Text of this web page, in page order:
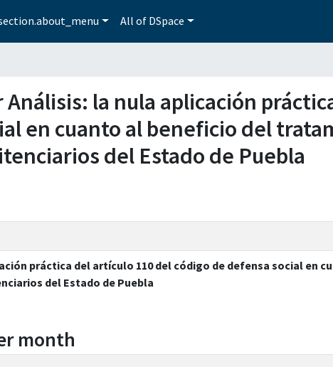
All of DSpace
la nula aplicación
en cuanto al beneficio del
del Estado de Puebla
práctica del artículo 110 del código de defensa social
del Estado de Puebla
month